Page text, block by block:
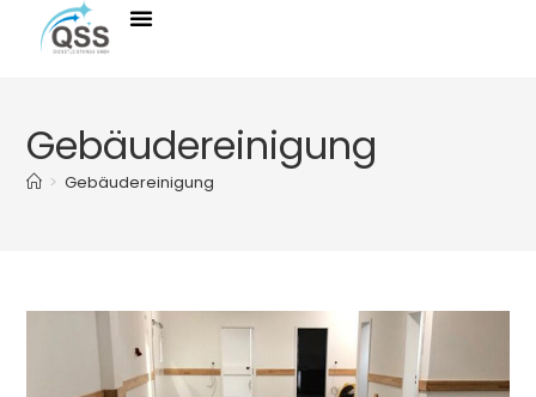
Gebäudereinigung
> Gebäudereinigung